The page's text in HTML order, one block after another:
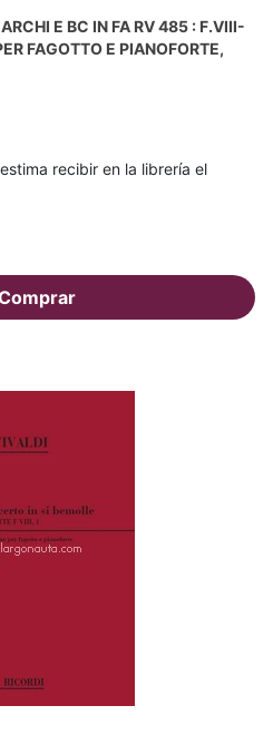
E BC IN FA RV 485 : F.VIII-
FAGOTTO E PIANOFORTE,
recibir en la librería el